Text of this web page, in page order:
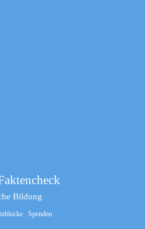
Bildung
Spenden